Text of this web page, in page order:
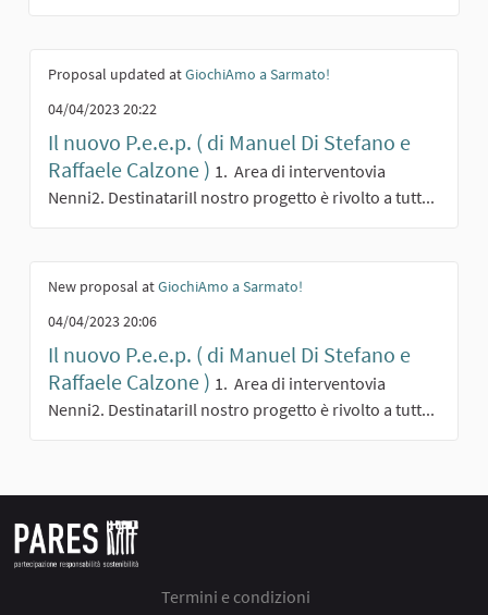
Proposal updated atGiochiAmo a Sarmato!
04/04/2023 20:22
Il nuovo P.e.e.p. ( di Manuel Di Stefano e
Raffaele Calzone ) 1. Area di interventovia
Nenni2. DestinatariIl nostro progetto è rivolto a tutt...
New proposal atGiochiAmo a Sarmato!
04/04/2023 20:06
Il nuovo P.e.e.p. ( di Manuel Di Stefano e
Raffaele Calzone ) 1. Area di interventovia
Nenni2. DestinatariIl nostro progetto è rivolto a tutt...
Termini e condizioni